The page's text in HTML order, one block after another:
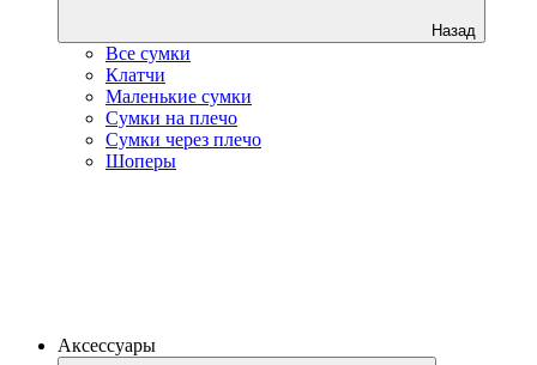
Назад
Все сумки
Клатчи
Маленькие сумки
Сумки на плечо
Сумки через плечо
Шоперы
Аксессуары